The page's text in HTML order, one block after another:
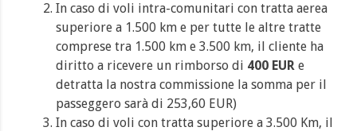
In caso di voli intra-comunitari con tratta aerea
superiore a 1.500 km e per tutte le altre tratte
comprese tra 1.500 km e 3.500 km, il cliente ha
diritto a ricevere un rimborso di 400 EUR e
detratta la nostra commissione la somma per il
passeggero sarà di 253,60 EUR)
In caso di voli con tratta superiore a 3.500 Km, il